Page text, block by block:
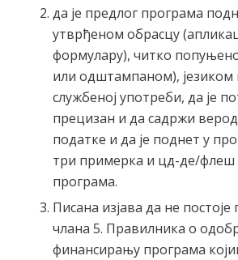
да је предлог програма
утврђеном обрасцу
формулару), читко
или одштампаном), језиком
службеној употреби, да је
прецизан и да садржи
податке и да је поднет у
три примерка и цд-де/флеш
програма.
Писана изјава да не
члана 5. Правилника о
финансирању програма